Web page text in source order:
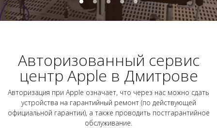
Авторизованный сервис
центр Apple в Дмитрове
Авторизация при Apple означает, что через нас можно сдать
устройства на гарантийный ремонт (по действующей
официальной гарантии), а также проводить постгарантийное
обслуживание.